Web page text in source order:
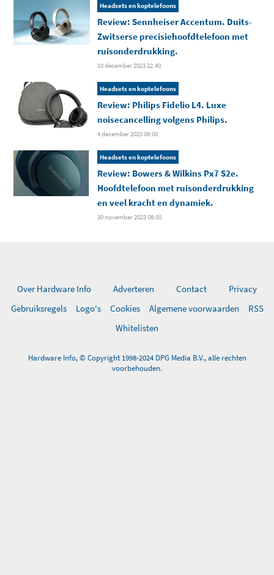
Headsets en koptelefoons
Review: Sennheiser Accentum. Duits-
Zwitserse precisiehoofdtelefoon met
ruisonderdrukking.
10 december 2023 22:40
Headsets en koptelefoons
Review: Philips Fidelio L4. Luxe
noisecancelling volgens Philips.
4 december 2023 08:00
Headsets en koptelefoons
Review: Bowers & Wilkins Px7 S2e.
Hoofdtelefoon met ruisonderdrukking
en veel kracht en dynamiek.
30 november 2023 08:00
Over Hardware Info Adverteren Contact
Privacy
Gebruiksregels
Logo's Cookies Algemene voorwaarden
RSS
Whitelisten
Hardware Info, © Copyright 1998-2024 DPG Media B.V., alle rechten
voorbehouden.